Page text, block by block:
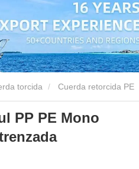
torcida Cuerda retorcida PE
cuerda de pesca trenzada
PP PE Mono